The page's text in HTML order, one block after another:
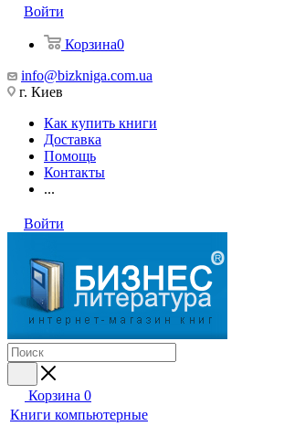
Войти
Корзина0
info@bizkniga.com.ua
г. Киев
Как купить книги
Доставка
Помощь
Контакты
...
Войти
Корзина 0
Книги компьютерные